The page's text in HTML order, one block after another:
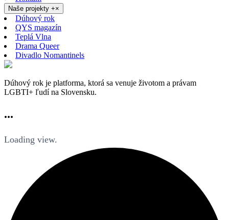
Naše projekty +×
Dúhový rok
QYS magazín
Teplá Vlna
Drama Queer
Divadlo Nomantinels
Dúhový rok je platforma, ktorá sa venuje životom a právam
LGBTI+ ľudí na Slovensku.
...
Loading view.